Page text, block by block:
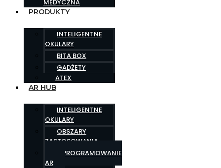
MEDYCZNA
PRODUKTY
INTELIGENTNE
OKULARY
BITA BOX
GADŻETY
ATEX
AR HUB
INTELIGENTNE
OKULARY
OBSZARY
ZASTOSOWANIA
OPROGRAMOWANIE
AR